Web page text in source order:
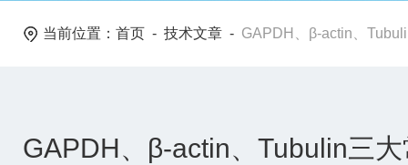
当前位置： 首页 - 技术文章 - GAPDH、β-actin、
GAPDH、β-actin、Tubulin三